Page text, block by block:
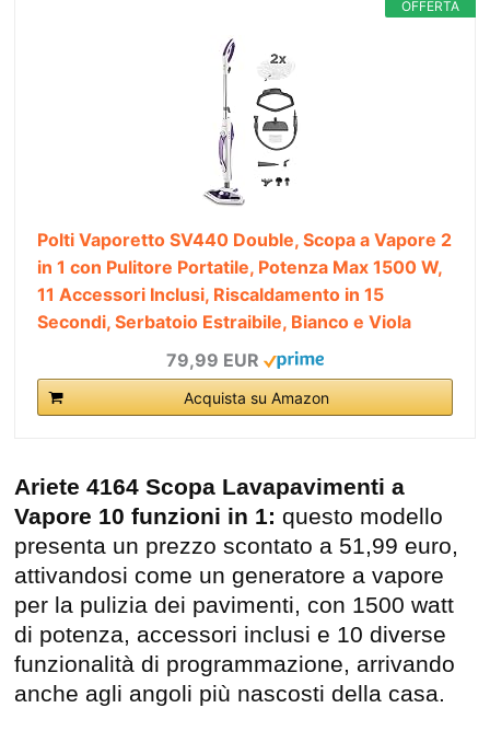
OFFERTA
Polti Vaporetto SV440 Double, Scopa a Vapore 2
in 1 con Pulitore Portatile, Potenza Max 1500 W,
11 Accessori Inclusi, Riscaldamento in 15
Secondi, Serbatoio Estraibile, Bianco e Viola
79,99 EUR
Acquista su Amazon
Ariete 4164 Scopa Lavapavimenti a
Vapore 10 funzioni in 1: questo modello
presenta un prezzo scontato a 51,99 euro,
attivandosi come un generatore a vapore
per la pulizia dei pavimenti, con 1500 watt
di potenza, accessori inclusi e 10 diverse
funzionalità di programmazione, arrivando
anche agli angoli più nascosti della casa.